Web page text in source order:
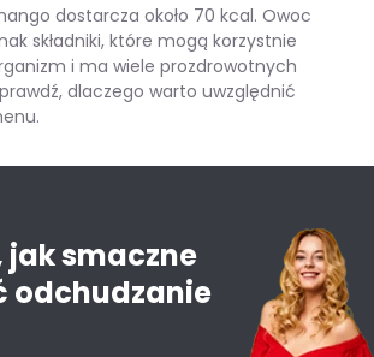
dostarcza około 70 kcal. Owoc
składniki, które mogą korzystnie
i ma wiele prozdrowotnych
dlaczego warto uwzględnić
jak smaczne
odchudzanie